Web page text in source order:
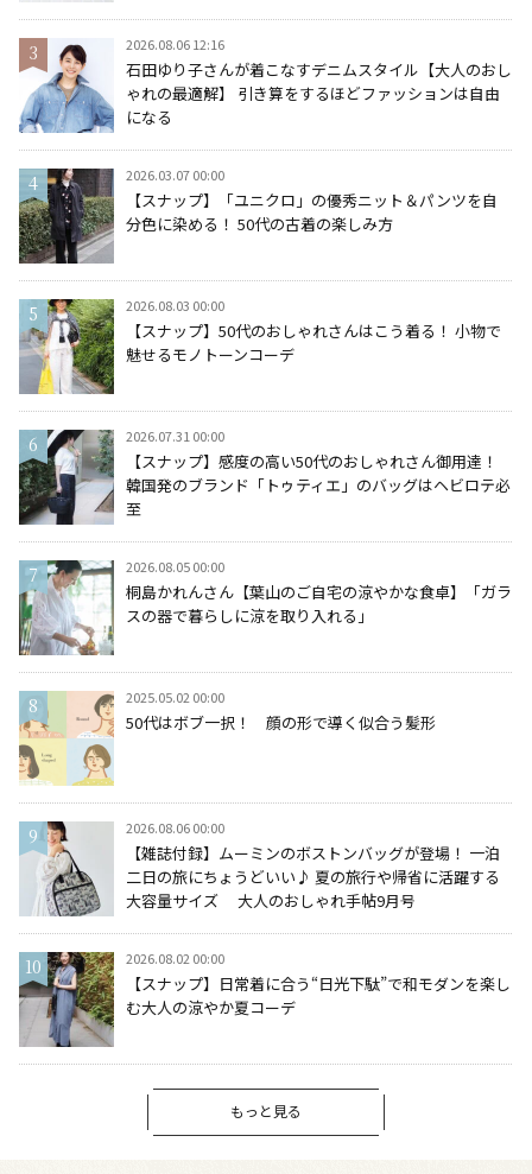
2026.08.06 12:16
石田ゆり子さんが着こなすデニムスタイル【大人のおし
ゃれの最適解】 引き算をするほどファッションは自由
になる
2026.03.07 00:00
【スナップ】「ユニクロ」の優秀ニット＆パンツを自
分色に染める！ 50代の古着の楽しみ方
2026.08.03 00:00
【スナップ】50代のおしゃれさんはこう着る！ 小物で
魅せるモノトーンコーデ
2026.07.31 00:00
【スナップ】感度の高い50代のおしゃれさん御用達！
韓国発のブランド「トゥティエ」のバッグはヘビロテ必
至
2026.08.05 00:00
桐島かれんさん【葉山のご自宅の涼やかな食卓】「ガラ
スの器で暮らしに涼を取り入れる」
2025.05.02 00:00
50代はボブ一択！ 顔の形で導く似合う髪形
2026.08.06 00:00
【雑誌付録】ムーミンのボストンバッグが登場！ 一泊
二日の旅にちょうどいい♪ 夏の旅行や帰省に活躍する
大容量サイズ 大人のおしゃれ手帖9月号
2026.08.02 00:00
【スナップ】日常着に合う“日光下駄”で和モダンを楽し
む大人の涼やか夏コーデ
もっと見る